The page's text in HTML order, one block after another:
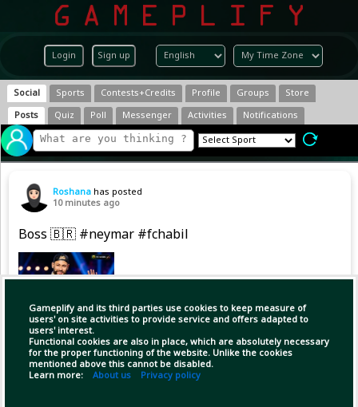
Login Sign up
Gameplify and its third parties use cookies to keep measure of
users' on site activities to provide service and offers adapted to
users' interest.
Functional cookies are also in place, which are absolutely necessary
for the proper functioning of the website. Unlike the cookies
mentioned above this cannot be disabled.
Learn more: About us Privacy policy
Social Sports Contests+Credits Profile Groups
Store
Posts
Quiz Poll Messenger Activities Notifications
Roshana has posted
10 minutes ago
Boss 🇧🇷 #neymar #fchabil